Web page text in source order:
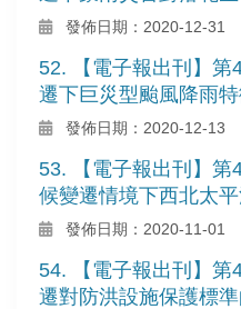
發佈日期：2020-12-31
52. 【電子報出刊】第
遷下巨災型颱風降雨特
發佈日期：2020-12-13
53. 【電子報出刊】第
候變遷情境下西北太平
發佈日期：2020-11-01
54. 【電子報出刊】第
遷對防洪設施保護標準